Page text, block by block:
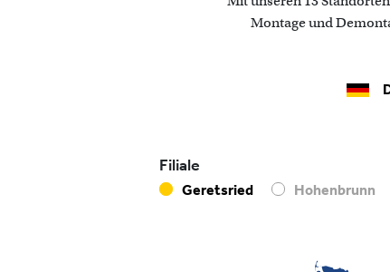
Montage und
Filiale
Geretsried Hohenbrunn